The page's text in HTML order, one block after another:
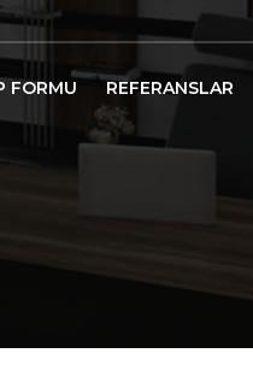
FORMU REFERANSLAR